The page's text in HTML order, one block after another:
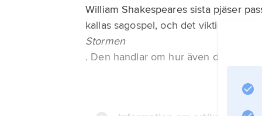
William Shakespeares sista pjäser
kallas sagospel, och det viktigaste av
Stormen
. Den handlar om hur även de värsta